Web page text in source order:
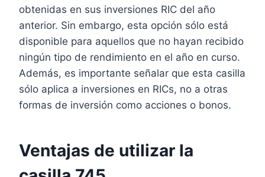
obtenidas en sus inversiones RIC del año
anterior. Sin embargo, esta opción sólo está
disponible para aquellos que no hayan recibido
ningún tipo de rendimiento en el año en curso.
Además, es importante señalar que esta casilla
sólo aplica a inversiones en RICs, no a otras
formas de inversión como acciones o bonos.
Ventajas de utilizar la